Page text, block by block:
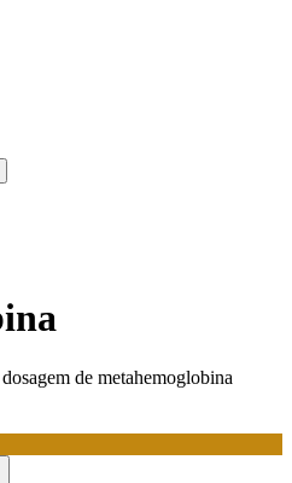
dosagem de metahemoglobina